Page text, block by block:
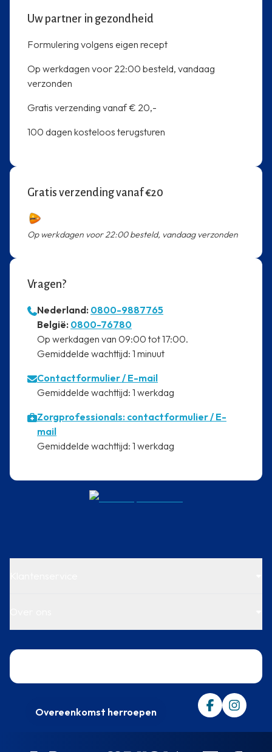
Uw partner in gezondheid
Formulering volgens eigen recept
Op werkdagen voor 22:00 besteld, vandaag
verzonden
Gratis verzending vanaf € 20,-
100 dagen kosteloos terugsturen
Gratis verzending vanaf €20
Op werkdagen voor 22:00 besteld, vandaag verzonden
Vragen?
Nederland: 0800-9887765
⁠België: 0800-76780
⁠Op werkdagen van 09:00 tot 17:00.
⁠Gemiddelde wachttijd: 1 minuut
Contactformulier/ E-mail
⁠Gemiddelde wachttijd: 1 werkdag
Zorgprofessionals: contactformulier / E-
mail
⁠Gemiddelde wachttijd: 1 werkdag
Overeenkomst herroepen